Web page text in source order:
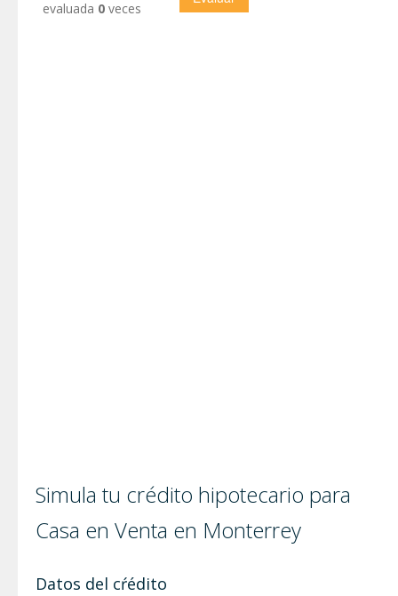
evaluada 0 veces
Simula tu crédito hipotecario para
Casa en Venta en Monterrey
Datos del cŕédito